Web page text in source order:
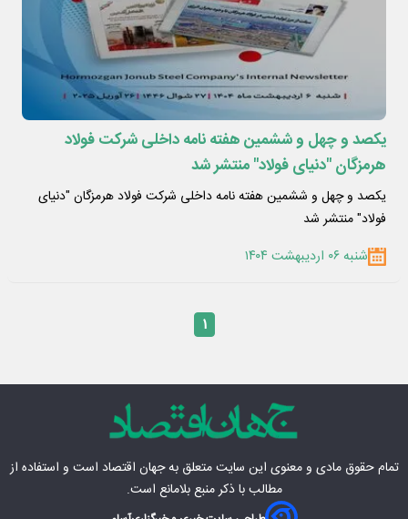
یکصد و چهل و ششمین هفته نامه داخلی شرکت فولاد
هرمزگان "دنیای فولاد" منتشر شد
یکصد و چهل و ششمین هفته نامه داخلی شرکت فولاد هرمزگان "دنیای
فولاد" منتشر شد
شنبه ۰۶ اردیبهشت ۱۴۰۴
۱
تمام حقوق مادی‌ و معنوی این سایت متعلق بهجهان اقتصاد است و استفاده از
مطالب با ذکر منبع بلامانع است.